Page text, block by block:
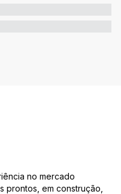
no mercado
prontos, em construção,